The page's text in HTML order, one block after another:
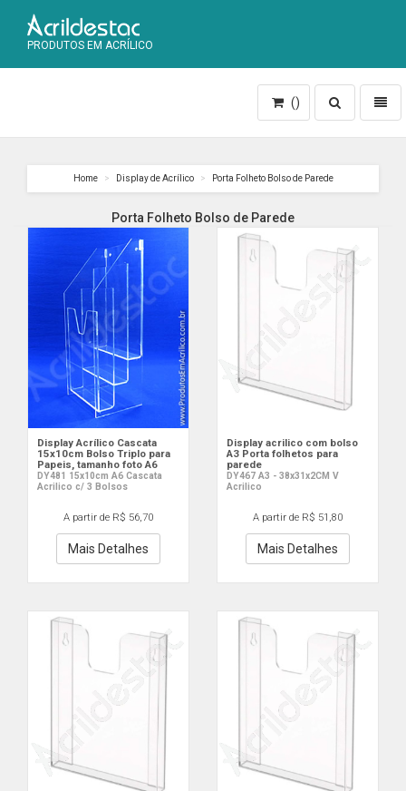
PRODUTOS EM ACRÍLICO
Toggle
search
()
Home Display de Acrílico Porta Folheto Bolso de Parede
Porta Folheto Bolso de Parede
Display Acrílico Cascata
15x10cm Bolso Triplo para
Papeis, tamanho foto A6
DY481 15x10cm A6 Cascata
Acrilico c/ 3 Bolsos
A partir de R$ 56,70
Mais Detalhes
Display acrilico com bolso
A3 Porta folhetos para
parede
DY467 A3 - 38x31x2CM V
Acrilico
A partir de R$ 51,80
Mais Detalhes